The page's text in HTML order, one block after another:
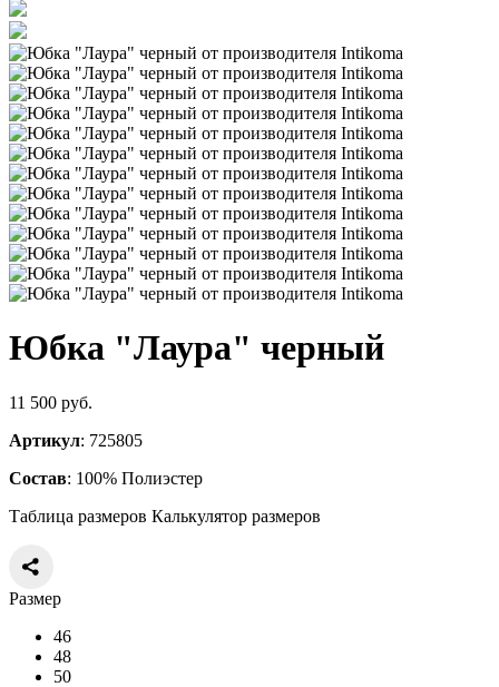
Юбка "Лаура" черный
11 500 руб.
Артикул: 725805
Состав: 100% Полиэстер
Таблица размеров Калькулятор размеров
Размер
46
48
50